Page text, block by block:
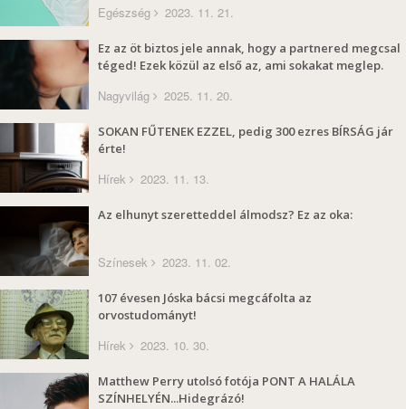
Egészség 2023. 11. 21.
Ez az öt biztos jele annak, hogy a partnered megcsal
téged! Ezek közül az első az, ami sokakat meglep.
Nagyvilág 2025. 11. 20.
SOKAN FŰTENEK EZZEL, pedig 300 ezres BÍRSÁG jár
érte!
Hírek 2023. 11. 13.
Az elhunyt szeretteddel álmodsz? Ez az oka:
Színesek 2023. 11. 02.
107 évesen Jóska bácsi megcáfolta az
orvostudományt!
Hírek 2023. 10. 30.
Matthew Perry utolsó fotója PONT A HALÁLA
SZÍNHELYÉN...Hidegrázó!